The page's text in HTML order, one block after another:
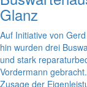
Glanz
Auf Initiative von
hin wurden drei
und stark
Vordermann
Zusage der